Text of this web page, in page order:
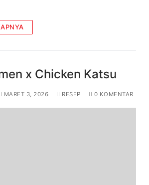
x Chicken Katsu
MARET 3, 2026 RESEP 0 KOMENTAR